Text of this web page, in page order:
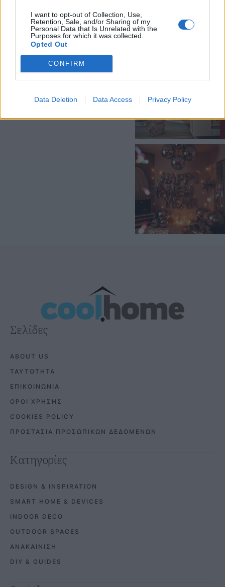
I want to opt-out of Collection, Use,
Retention, Sale, and/or Sharing of my
Personal Data that Is Unrelated with the
Purposes for which it was collected.
Opted Out
CONFIRM
Data Deletion Data Access Privacy Policy
Σελίδες
ABOUT US
ΤΑΥΤΟΤΗΤΑ
ΕΠΙΚΟΙΝΩΝΙΑ
ΟΡΟΙ ΧΡΗΣΗΣ
COOKIES POLICY
ΠΡΟΣΤΑΣΙΑ ΠΡΟΣΩΠΙΚΩΝ ΔΕΔΟΜΕΝΩΝ
Κατηγορίες
DESIGN & INSPIRATION
SMART HOME & DEVICES
INDOOR DECO
OUTDOOR SPACES
ΑΝΑΚΑΙΝΙΣΗ
DIY & GUIDES